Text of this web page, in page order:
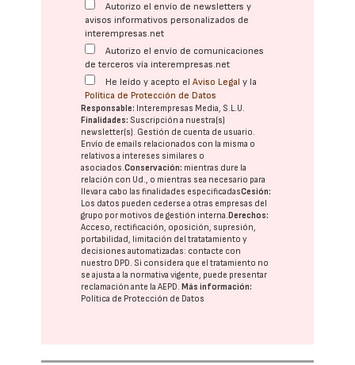
Autorizo el envío de newsletters y
avisos informativos personalizados de
interempresas.net
Autorizo el envío de comunicaciones
de terceros vía interempresas.net
He leído y acepto elAviso Legal y la
Política de Protección de Datos
Responsable: Interempresas Media, S.L.U.
Finalidades: Suscripción a nuestra(s)
newsletter(s). Gestión de cuenta de usuario.
Envío de emails relacionados con la misma o
relativos a intereses similares o
asociados.Conservación: mientras dure la
relación con Ud., o mientras sea necesario para
llevar a cabo las finalidades especificadasCesión:
Los datos pueden cederse a otras empresas del
grupo por motivos de gestión interna. Derechos:
Acceso, rectificación, oposición, supresión,
portabilidad, limitación del tratatamiento y
decisiones automatizadas: contacte con
nuestro DPD. Si considera que el tratamiento no
se ajusta a la normativa vigente, puede presentar
reclamación ante laAEPD. Más información:
Política de Protección de Datos